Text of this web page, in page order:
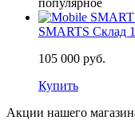
SMARTS
105 000 руб.
Купить
Акции нашего